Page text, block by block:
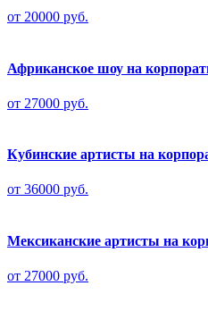
от 20000 руб.
Африканское шоу на
от 27000 руб.
Кубинские артисты на
от 36000 руб.
Мексиканские артисты на
от 27000 руб.